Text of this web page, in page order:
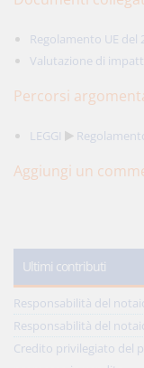
Regolamento UE del
Valutazione di
Percorsi
LEGGI
Aggiungi un
Ultimi contributi
Responsabilità del
Responsabilità del
Credito privilegiato del